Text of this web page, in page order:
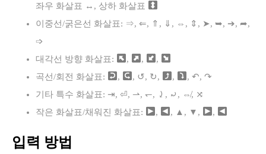
좌우 화살표 ↔ , 상하 화살표
이중선/굵은선 화살표: ⇒, ⇐, ⇑, ⇓, ⇔, ⇕, ➤, ➥, ➔, ➦,
➩
대각선 방향 화살표:
, ,
,
곡선/회전 화살표:
, , ↺, ↻, ,
, ↶, ↷
기타 특수 화살표: ⇥, ⏎, ⇀, ↽, ⤸, ⤾, ⇎, ⤨
작은 화살표/채워진 화살표:
, , ▲, ▼, ,
입력 방법